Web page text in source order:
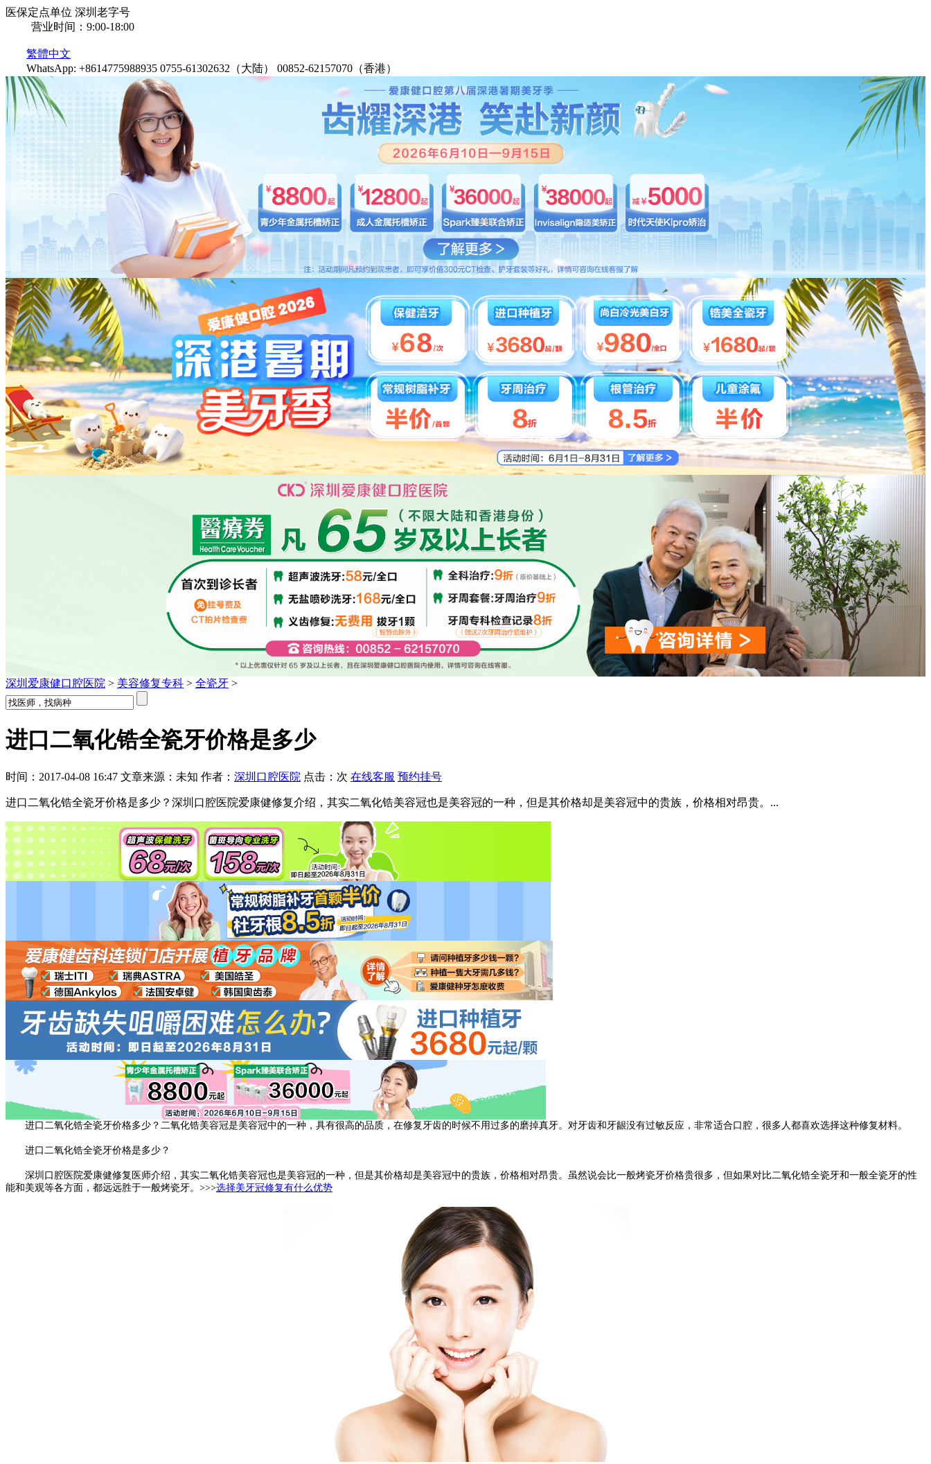
医保定点单位 深圳老字号
营业时间：9:00-18:00
繁體中文
WhatsApp: +8614775988935 0755-61302632（大陆） 00852-62157070（香港）
深圳爱康健口腔医院 > 美容修复专科 > 全瓷牙 >
进口二氧化锆全瓷牙价格是多少
时间：2017-04-08 16:47 文章来源：未知 作者： 深圳口腔医院 点击： 次 在线客服 预约挂号
进口二氧化锆全瓷牙价格是多少？深圳口腔医院爱康健修复介绍，其实二氧化锆美容冠也是美容冠的一种，但是其价格却是美容冠中的贵族，价格相对昂贵。...
进口二氧化锆全瓷牙价格多少？二氧化锆美容冠是美容冠中的一种，具有很高的品质，在修复牙齿的时候不用过多的磨掉真牙。对牙齿和牙龈没有过敏反应，非常适合口腔，很多人都喜欢选择这种修复材料。
进口二氧化锆全瓷牙价格是多少？
深圳口腔医院爱康健修复医师介绍，其实二氧化锆美容冠也是美容冠的一种，但是其价格却是美容冠中的贵族，价格相对昂贵。虽然说会比一般烤瓷牙价格贵很多，但如果对比二氧化锆全瓷牙和一般全瓷牙的性
能和美观等各方面，都远远胜于一般烤瓷牙。>>>选择美牙冠修复有什么优势